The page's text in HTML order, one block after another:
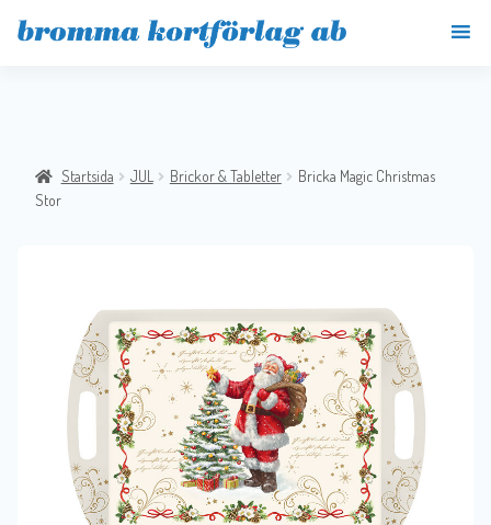
Startsida JUL Brickor & Tabletter
Bricka Magic Christmas
Stor